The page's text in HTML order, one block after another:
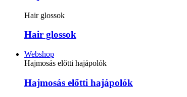
Hair glossok
Hair glossok
Webshop
Hajmosás előtti hajápolók
Hajmosás előtti hajápolók